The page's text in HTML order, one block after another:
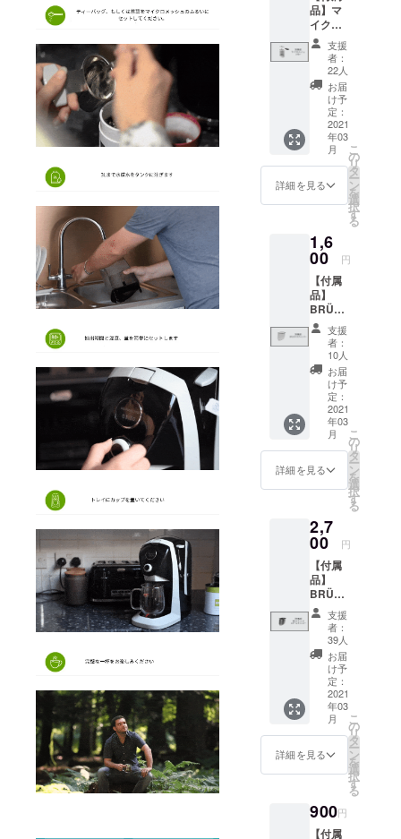
税につ
いては
支援者
様にて
別途ご
負担と
なりま
す。予
めご了
承くだ
さい。
に下記
順番に
お届け
先を
ローマ
字にて
ご記入
くださ
い： お
名前 町
名 番
地・
号 建
物名
部屋番
町村 都
郵便番
号 例：
Yamad
a
Shibuy
a 2
Chome
−22−3
Shibuy
a
Higashi
Buildin
g 5F
Shibuy
a-ku
Tokyo
150-
0002
らの発
送とな
るた
め、価
格には
日本の
消費税
は含ま
れてお
りませ
ん。 た
輸入関
税につ
様にて
別途ご
負担と
なりま
す。予
めご了
承くだ
さい。
※備考欄
に下記
順番に
て、お
名前と
お届け
先を
字にて
ご記入
名前 町
名 番
地・
号 建
物名
部屋番
号 市区
町村 都
道府県
郵便番
Taro
Yamad
Shibuy
Chome
−22−3
a
Higashi
Buildin
出チャ
ンバー
・マイ
クロ
メッ
シュふ
るい
BRÜ マ
シーン
のカ
ラーは4
色より
お選び
のリ
ターン
価格は
送料込
みと
なって
おりま
す。 ※
本品は
海外か
らの発
送とな
るた
め、価
格には
消費税
は含ま
ん。 た
だし、
輸入関
税につ
いては
支援者
様にて
別途ご
負担と
なりま
す。予
めご了
承くだ
さい。
※備考欄
順番に
て、お
先を
ローマ
みと
なって
おりま
す。 ※
本品は
海外か
らの発
送とな
るた
め、価
格には
日本の
消費税
ん。 た
だし、
輸入関
税につ
いては
支援者
様にて
別途ご
負担と
なりま
す。予
めご了
承くだ
さい。
※別途ご
支援い
ただい
援時の
メール
アドレ
スを備
考欄に
ご記入
くださ
品】マ
イクロ
メッ
シュふ
るい 特
徴 マイ
クロ
メッ
シュの
ふるい
です。
BRÜに
茶葉を
入れる
際にご
ださ
い。
※BRÜ
に1つ付
属して
いま
す。 ※
こちら
のリ
ターン
価格は
送料込
みと
なって
おりま
す。 ※
本品は
るた
め、価
格には
日本の
消費税
は含ま
れてお
りませ
ん。 た
だし、
輸入関
税につ
いては
支援者
様にて
別途ご
負担と
承くだ
さい。
支援
者：
22人
お届
け予
定：
2021
年03
月
詳細を見る
こ
の
リ
タ
ー
ン
を
選
択
す
る
1,6
00 円
【付属
品】
BRÜガ
ラス
チャン
バー
特徴 ガ
ラス
チャン
バーは
丈夫な
ボロシ
リケイ
トガラ
スから
できて
す。こ
れは科
学や研
究室で
使用さ
れるガ
ラスと
同じも
ので
す。食
洗機で
洗浄可
能で
す。
※BRÜ
に1つ付
属して
のリ
ターン
支援
者：
10人
お届
け予
定：
2021
年03
月
詳細を見る
こ
の
リ
タ
ー
ン
を
選
択
す
る
2,7
00 円
【付属
品】
BRÜス
テンレ
スス
チール
チャン
バー
特徴 ス
テンレ
スス
チール
ででき
たチャ
ンバー
です。
はガラ
スチャ
支援
者：
39人
お届
け予
定：
2021
年03
月
詳細を見る
こ
の
リ
タ
ー
ン
を
選
択
す
る
900円
【付属